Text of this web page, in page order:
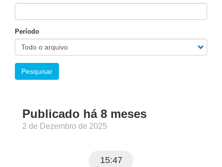
Período
Pesquisar
Publicado há 8 meses
2 de Dezembro de 2025
15:47